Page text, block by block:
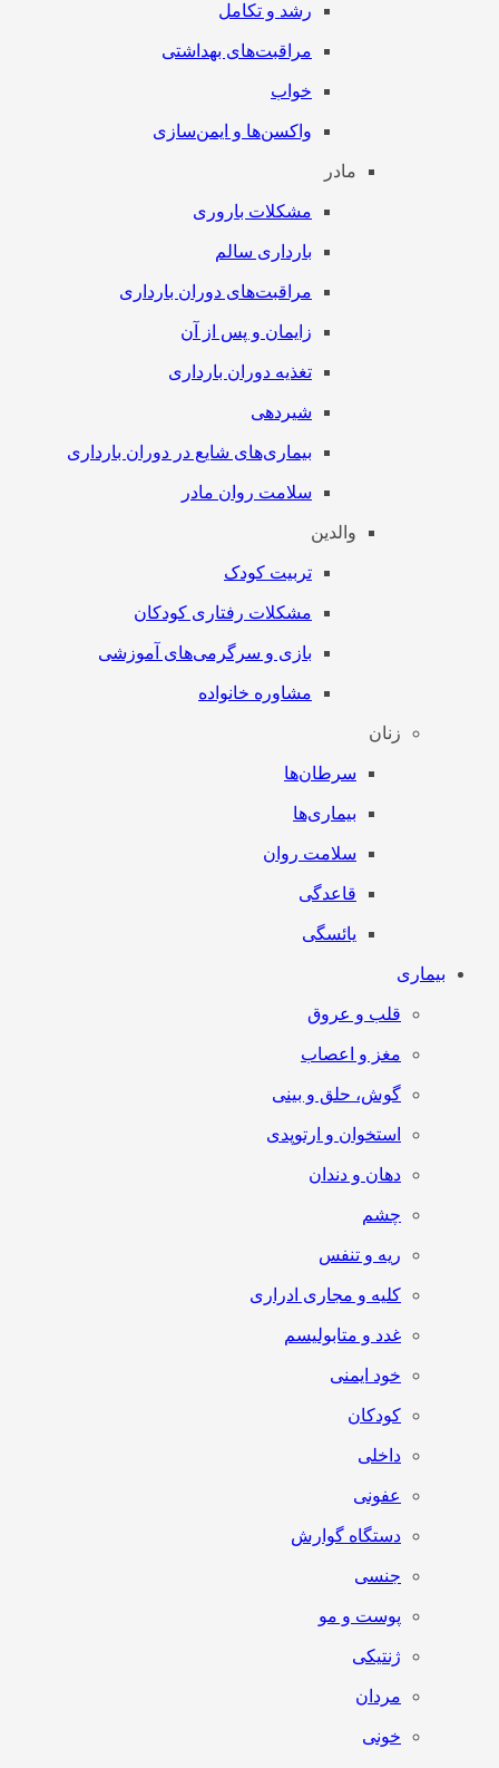
رشد و تکامل
مراقبت‌های بهداشتی
خواب
واکسن‌ها و ایمن‌سازی
مادر
مشکلات باروری
بارداری سالم
مراقبت‌های دوران بارداری
زایمان و پس از آن
تغذیه دوران بارداری
شیردهی
بیماری‌های شایع در دوران بارداری
سلامت روان مادر
والدین
تربیت کودک
مشکلات رفتاری کودکان
بازی و سرگرمی‌های آموزشی
مشاوره خانواده
زنان
سرطان‌‌ها
بیماری‌ها
سلامت روان
قاعدگی
یائسگی
بیماری
قلب و عروق
مغز و اعصاب
گوش، حلق و بینی
استخوان و ارتوپدی
دهان و دندان
چشم
ریه و تنفس
کلیه و مجاری ادراری
غدد و متابولیسم
خود ایمنی
کودکان
داخلی
عفونی
دستگاه گوارش
جنسی
پوست و مو
ژنتیکی
مردان
خونی